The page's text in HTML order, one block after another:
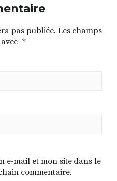
pas publiée. Les champs
*
e-mail et mon site dans le
commentaire.